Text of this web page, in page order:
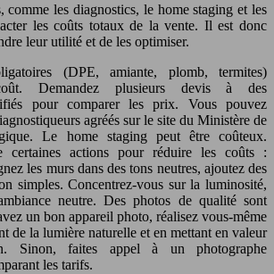
comme les diagnostics, le home staging et les
les coûts totaux de la vente. Il est donc
leur utilité et de les optimiser.
(DPE, amiante, plomb, termites)
Demandez plusieurs devis à des
pour comparer les prix. Vous pouvez
agréés sur le site du Ministère de
Le home staging peut être coûteux.
certaines actions pour réduire les coûts :
les murs dans des tons neutres, ajoutez des
simples. Concentrez-vous sur la luminosité,
neutre. Des photos de qualité sont
un bon appareil photo, réalisez vous-même
de la lumière naturelle et en mettant en valeur
Sinon, faites appel à un photographe
les tarifs.